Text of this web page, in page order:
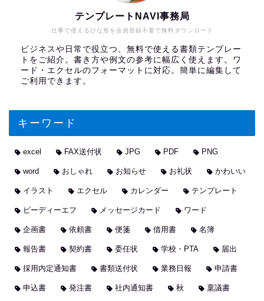
仕事で使えるひな形を会員登録不要で無料ダウンロード
テンプレートNAVI事務局
ビジネスや日常で役立つ、無料で使える書類テンプレー
トをご紹介。書き方や例文の参考に幅広く使えます。ワ
ード・エクセルのフォーマットに対応。簡単に編集して
ご利用できます。
キーワード
excel FAX送付状 JPG PDF PNG
word おしゃれ お知らせ お礼状 かわいい
イラスト エクセル カレンダー テンプレート
ピーディーエフ メッセージカード ワード
企画書 依頼書 便箋 借用書 名簿
報告書 契約書 委任状 学校・PTA 届出
採用内定通知書 書類送付状 業務日報 申請書
申込書 発注書 社内通知書 秋 稟議書